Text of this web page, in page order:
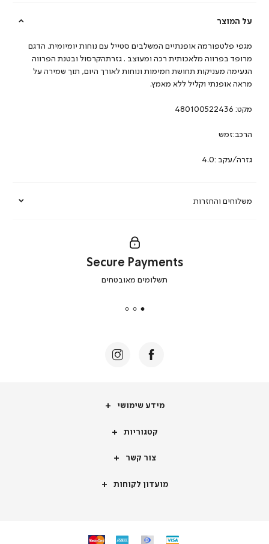
על המוצר
משלוחים והחזרות
מגפי פלטפורמה אופנתיים המשלבים סטייל עם נוחות יומיומית. הדגם
מרופד בפרווה מלאכותית רכה ומעוצב . גזרתהקרסול ובטנת הפרווה
הנעימה מעניקות תחושת חמימות ונוחות לאורך היום, תוך שמירה על
מראה אופנתי וקליל ללא מאמץ.
מקט: 480100522436
הרכב:זמש
גזרה/עקב :4.0
secure
Secure Payments
תשלומים מאובטחים
מידע
מידע שימושי
קטגוריותקטגוריות
צור
צור קשר
מועדון
מועדון לקוחות